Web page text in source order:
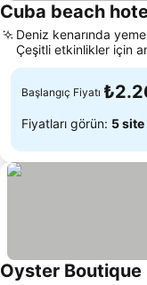
Cuba beach
Deniz kenarında
Çeşitli etkinlikler için
Başlangıç Fiyatı
Fiyatları görün: 5 site
Oyster Boutique